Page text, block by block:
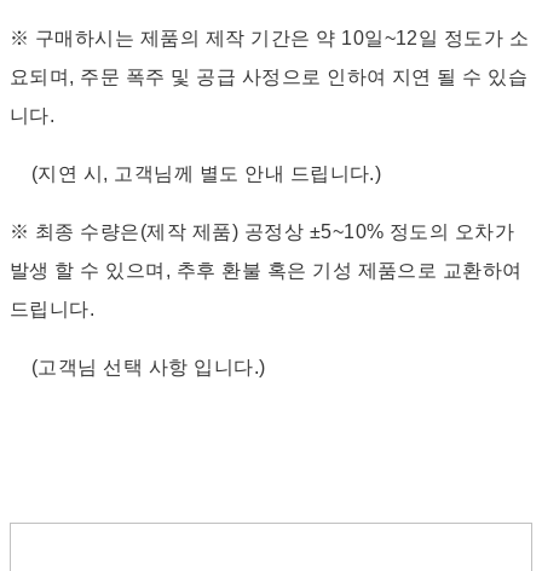
※ 구매하시는 제품의 제작 기간은 약 10일~12일 정도가 소
요되며, 주문 폭주 및 공급 사정으로 인하여 지연 될 수 있습
니다.
(지연 시, 고객님께 별도 안내 드립니다.)
※ 최종 수량은(제작 제품) 공정상 ±5~10% 정도의 오차가
발생 할 수 있으며, 추후 환불 혹은 기성 제품으로 교환하여
드립니다.
(고객님 선택 사항 입니다.)